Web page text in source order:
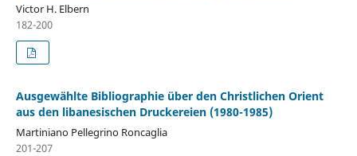
Victor H. Elbern
182-200
Ausgewählte Bibliographie über den Christlichen Orient
aus den libanesischen Druckereien (1980-1985)
Martiniano Pellegrino Roncaglia
201-207